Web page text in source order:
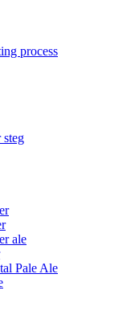
process
ale
Pale Ale